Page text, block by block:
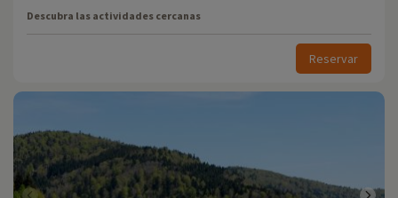
Descubra las actividades cercanas
Reservar